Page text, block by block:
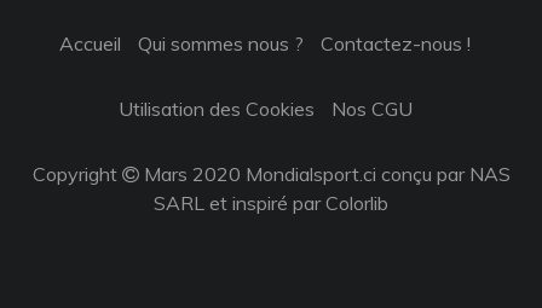
Accueil Qui sommes nous ? Contactez-nous !
Utilisation des Cookies Nos CGU
Copyright
Mars 2020 Mondialsport.ci conçu par NAS
SARL et inspiré parColorlib